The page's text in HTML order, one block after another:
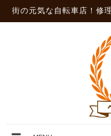
街の元気な自転車店！修